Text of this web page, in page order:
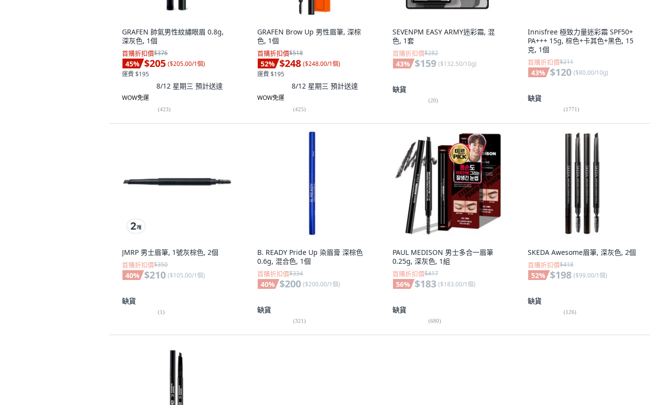
GRAFEN 帥氣男性紋繡眼眉 0.8g,
深灰色, 1個
首購折扣價$376
45% $205 ($205.00/1個)
運費 $195
8/12 星期三 預計送達
WOW免運
(423)
GRAFEN Brow Up 男性眉筆, 深棕
色, 1個
首購折扣價$518
52% $248 ($248.00/1個)
運費 $195
8/12 星期三 預計送達
WOW免運
(425)
SEVENPM EASY ARMY迷彩霜, 混
色, 1套
首購折扣價$282
43% $159 ($132.50/10g)
缺貨
(20)
Innisfree 極致力量迷彩霜 SPF50+
PA+++ 15g, 棕色+卡其色+黑色, 15
克, 1個
首購折扣價$211
43% $120 ($80.00/10g)
缺貨
(1771)
JMRP 男士眉筆, 1號灰棕色, 2個
首購折扣價$350
40% $210 ($105.00/1個)
缺貨
(1)
B. READY Pride Up 染眉膏 深棕色
0.6g, 混合色, 1個
首購折扣價$334
40% $200 ($200.00/1個)
缺貨
(321)
PAUL MEDISON 男士多合一眉筆
0.25g, 深灰色, 1組
首購折扣價$417
56% $183 ($183.00/1個)
缺貨
(680)
SKEDA Awesome眉筆, 深灰色, 2個
首購折扣價$418
52% $198 ($99.00/1個)
缺貨
(126)